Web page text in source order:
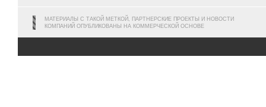
МАТЕРИАЛЫ С ТАКОЙ МЕТКОЙ, ПАРТНЕРСКИЕ ПРОЕКТЫ И НОВОСТИ
КОМПАНИЙ ОПУБЛИКОВАНЫ НА КОММЕРЧЕСКОЙ ОСНОВЕ